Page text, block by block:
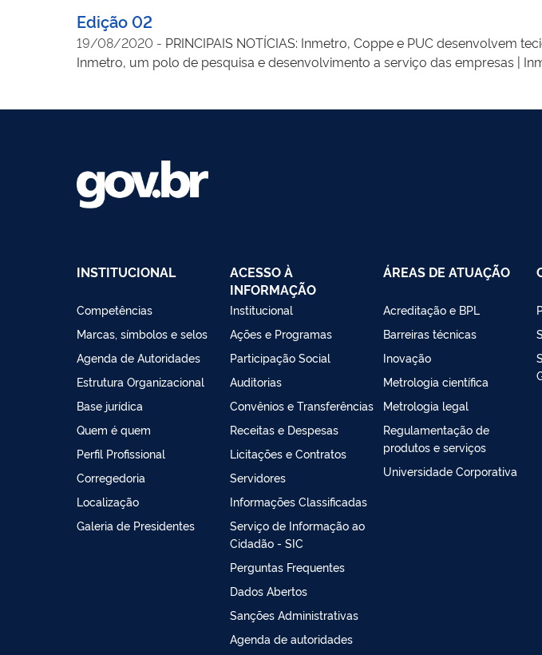
estabelece que exames e ensaios exigidos nos RTMs poderão ser realizados
Pessoal 477/2020, do Ministério da Economia, publica nomeações para o
(Conmetro)
Edição 02
19/08/2020 - PRINCIPAIS NOTÍCIAS: Inmetro, Coppe e PUC desenvolvem
Inmetro, um polo de pesquisa e desenvolvimento a serviço das empresas |
façam parte do seu escopo regulatório
INSTITUCIONAL
Competências
Marcas, símbolos e selos
Agenda de Autoridades
Estrutura Organizacional
Base jurídica
Quem é quem
Perfil Profissional
Corregedoria
Localização
Galeria de Presidentes
ACESSO À
INFORMAÇÃO
Institucional
Ações e Programas
Participação Social
Auditorias
Convênios e Transferências
Receitas e Despesas
Licitações e Contratos
Servidores
Informações Classificadas
Serviço de Informação ao
Cidadão - SIC
Perguntas Frequentes
Dados Abertos
Sanções Administrativas
Agenda de autoridades
ÁREAS DE ATUAÇÃO
Acreditação e BPL
Barreiras técnicas
Inovação
Metrologia científica
Metrologia legal
Regulamentação de
produtos e serviços
Universidade Corporativa